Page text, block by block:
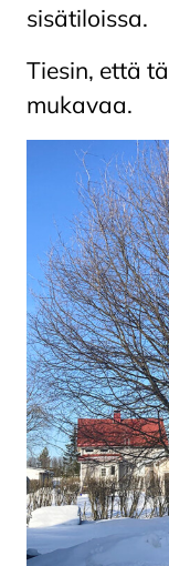
sisätiloissa.
Tiesin, että
mukavaa.